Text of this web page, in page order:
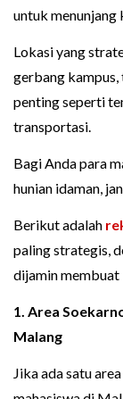
untuk menunjang
Lokasi yang
gerbang
penting seperti
transportasi.
Bagi Anda para
hunian idaman,
Berikut adalah
paling strategis,
dijamin membuat
1. Area
Malang
Jika ada satu